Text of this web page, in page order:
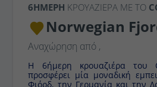
6ΉΜΕΡΗ ΚΡΟΥΑΖΙΕΡΑ ΜΕ ΤΟ
Norwegian
Αναχώρηση από ,
Η 6ήμερη κρουαζιέρα του
προσφέρει μία μοναδική
Φιόρδ, την Γερμανία και την